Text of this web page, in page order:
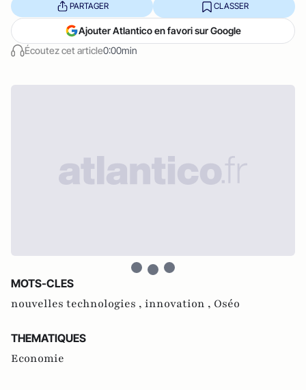
Écoutez cet article0:00min
PARTAGER CLASSER
Ajouter Atlantico en favori sur Google
MOTS-CLES
nouvelles technologies , innovation , Oséo
THEMATIQUES
Economie